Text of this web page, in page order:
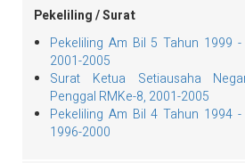
Pekeliling / Surat
Pekeliling Am Bil 5 Tahun 1999 -
2001-2005
Surat Ketua Setiausaha
Penggal RMKe-8, 2001-2005
Pekeliling Am Bil 4 Tahun 1994 -
1996-2000